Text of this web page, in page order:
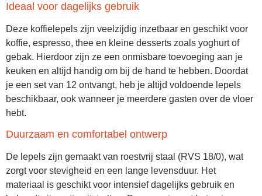
Ideaal voor dagelijks gebruik
Deze koffielepels zijn veelzijdig inzetbaar en geschikt voor
koffie, espresso, thee en kleine desserts zoals yoghurt of
gebak. Hierdoor zijn ze een onmisbare toevoeging aan je
keuken en altijd handig om bij de hand te hebben. Doordat
je een set van 12 ontvangt, heb je altijd voldoende lepels
beschikbaar, ook wanneer je meerdere gasten over de vloer
hebt.
Duurzaam en comfortabel ontwerp
De lepels zijn gemaakt van roestvrij staal (RVS 18/0), wat
zorgt voor stevigheid en een lange levensduur. Het
materiaal is geschikt voor intensief dagelijks gebruik en